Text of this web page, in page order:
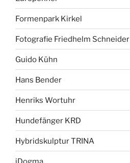
Formenpark Kirkel
Fotografie Friedhelm Schneider
Guido Kühn
Hans Bender
Henriks Wortuhr
Hundefänger KRD
Hybridskulptur TRINA